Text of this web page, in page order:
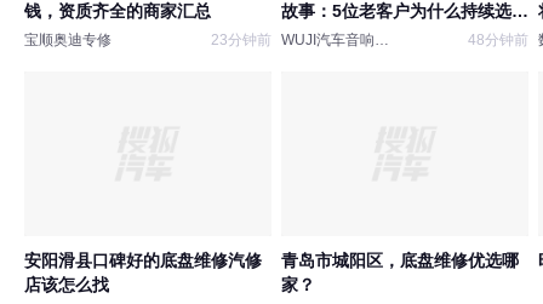
钱，资质齐全的商家汇总
宝顺奥迪专修 23分钟前
故事：5位老客户为什么持续选同
一家店家？ WUJI汽车音响俱乐部 48分钟前
安阳滑县口碑好的底盘维修汽修
店该怎么找
青岛市城阳区，底盘维修优选哪
家？